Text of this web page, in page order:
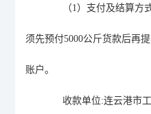
（1）支付及结算方
须先预付5000公斤货款后再
账户。
收款单位:连云港市